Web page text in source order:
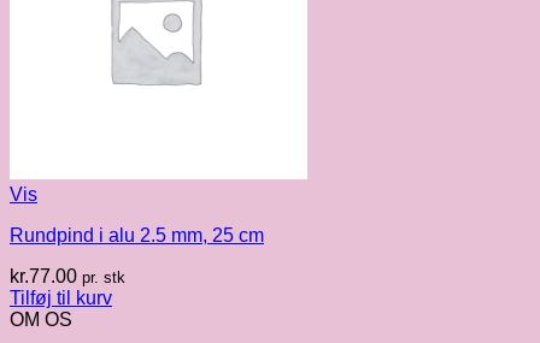
Vis
Rundpind i alu 2.5 mm, 25 cm
kr.77.00 pr. stk
Tilføj til kurv
OM OS